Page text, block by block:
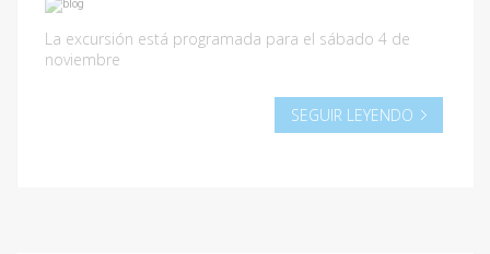
La excursión está programada para el sábado 4 de
noviembre
SEGUIR LEYENDO